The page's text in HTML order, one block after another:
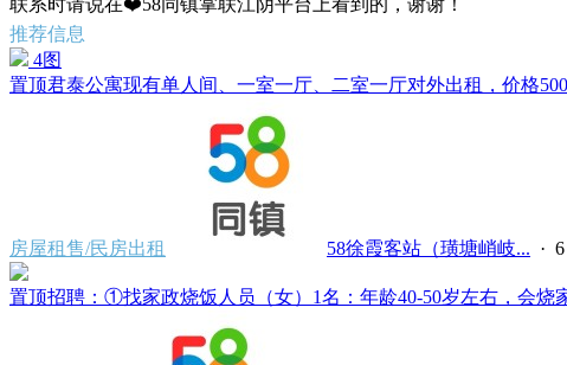
联系时请说在❤️58同镇掌联江阴平台上看到的，谢谢！
推荐信息
4图
置顶君泰公寓现有单人间、一室一厅、二室一厅对外出租，价格
房屋租售/民房出租 58徐霞客站（璜塘峭岐... ·
置顶招聘：①找家政烧饭人员（女）1名：年龄40-50岁左右，会烧